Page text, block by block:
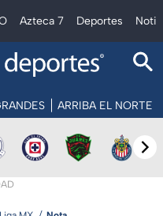
Azteca 7 Deportes
ARRIBA EL NORTE